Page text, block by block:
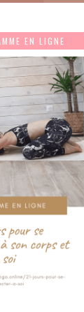
EN LIGNE